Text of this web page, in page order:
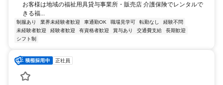
お客様は地域の福祉用具貸与事業所・販売店 介護保険でレンタルで
きる福...
制服あり 業界未経験者歓迎 車通勤OK 職場見学可 転勤なし
経験不問
未経験者歓迎
経験者歓迎 有資格者歓迎 賞与あり 交通費支給
長期歓迎
シフト制
正社員